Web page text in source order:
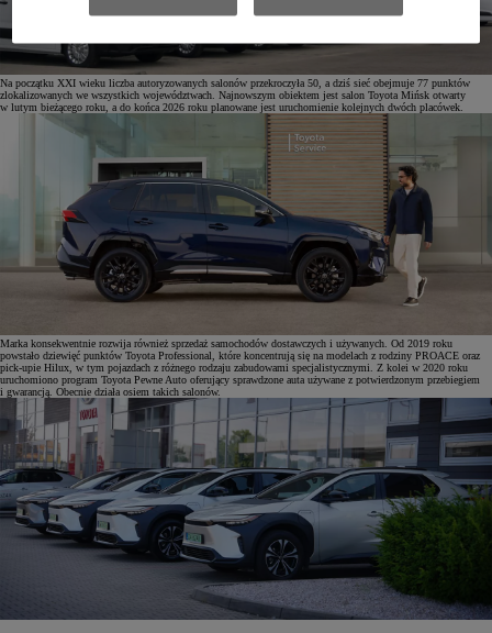
Na początku XXI wieku liczba autoryzowanych salonów przekroczyła 50, a dziś sieć obejmuje 77 punktów
zlokalizowanych we wszystkich województwach. Najnowszym obiektem jest salon Toyota Mińsk otwarty
w lutym bieżącego roku, a do końca 2026 roku planowane jest uruchomienie kolejnych dwóch placówek.
Marka konsekwentnie rozwija również sprzedaż samochodów dostawczych i używanych. Od 2019 roku
powstało dziewięć punktów Toyota Professional, które koncentrują się na modelach z rodziny PROACE oraz
pick-upie Hilux, w tym pojazdach z różnego rodzaju zabudowami specjalistycznymi. Z kolei w 2020 roku
uruchomiono program Toyota Pewne Auto oferujący sprawdzone auta używane z potwierdzonym przebiegiem
i gwarancją. Obecnie działa osiem takich salonów.